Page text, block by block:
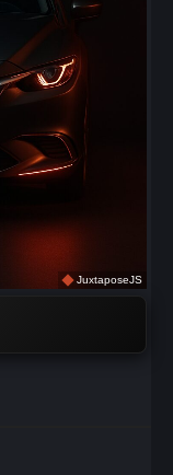
JuxtaposeJS